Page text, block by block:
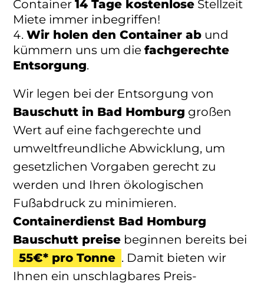
Container 14 Tage kostenlose Stellzeit
Miete immer inbegriffen!
Wir holen den Container ab und
kümmern uns um die fachgerechte
Entsorgung.
Wir legen bei der Entsorgung von
Bauschutt in Bad Homburg großen
Wert auf eine fachgerechte und
umweltfreundliche Abwicklung, um
gesetzlichen Vorgaben gerecht zu
werden und Ihren ökologischen
Fußabdruck zu minimieren.
Containerdienst Bad Homburg
Bauschutt preise beginnen bereits bei
55€* pro Tonne . Damit bieten wir
Ihnen ein unschlagbares Preis-